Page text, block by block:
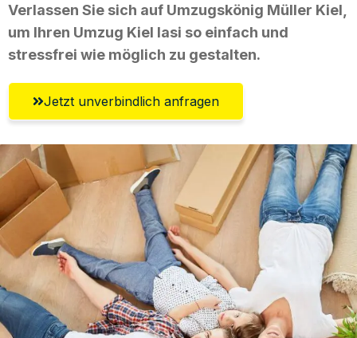
Verlassen Sie sich auf Umzugskönig Müller Kiel,
um Ihren Umzug Kiel Iasi so einfach und
stressfrei wie möglich zu gestalten.
Jetzt unverbindlich anfragen